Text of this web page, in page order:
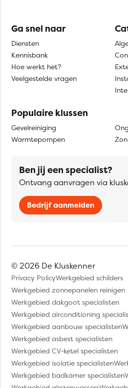
Ga snel naar
Diensten
Kennisbank
Hoe werkt het?
Veelgestelde vragen
Populaire klussen
Gevelreiniging
Warmtepompen
Ben jij een specialist?
Ontvang aanvragen via
Bedrijf aanmelden
© 2026 De Kluskenner
Privacy PolicyWerkgebied schilders
Werkgebied zonnepanelen reinigen
Werkgebied dakgoot specialisten
Werkgebied airconditioning
Werkgebied aanbouw specialisten
Werkgebied asbest specialisten
Werkgebied CV-ketel specialisten
Werkgebied isolatie specialisten
Werkgebied badkamer specialisten